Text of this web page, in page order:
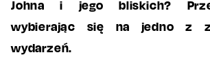
Johna i jego bliskich?
wybierając się na jedno z
wydarzeń.